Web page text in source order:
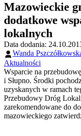
Mazowieckie
dodatkowe
lokalnych
Data dodania:
Wanda
Aktualności
Wsparcie na
i Słupno. Środki
uzyskanych w ramach
Przebudowy Dróg
zarekomendowane do
mazowieckiego